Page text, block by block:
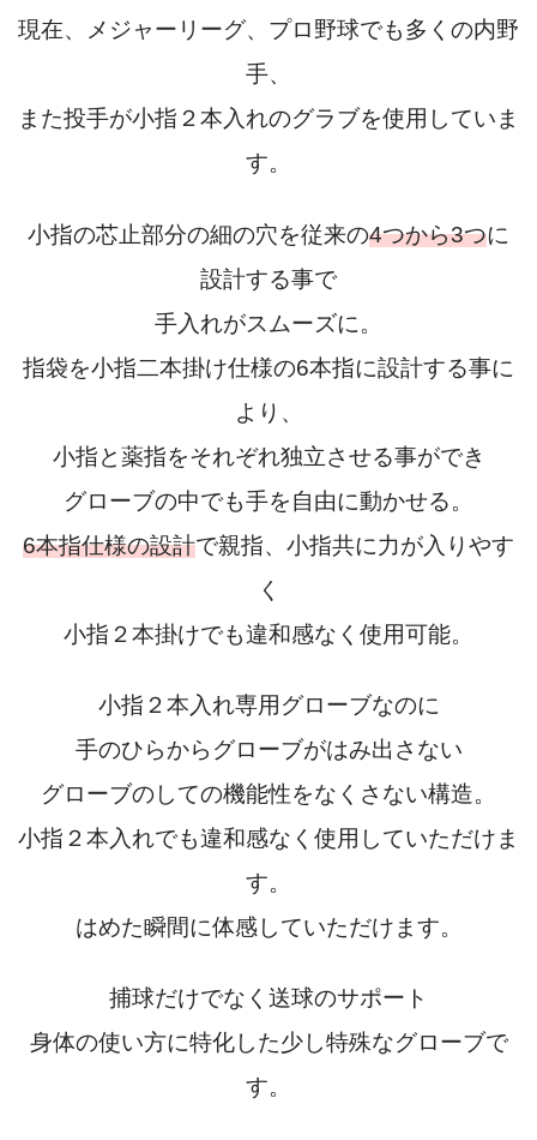
現在、メジャーリーグ、プロ野球でも多くの内野
手、
また投手が小指２本入れのグラブを使用していま
す。
小指の芯止部分の細の穴を従来の4つから3つに
設計する事で
手入れがスムーズに。
指袋を小指二本掛け仕様の6本指に設計する事に
より、
小指と薬指をそれぞれ独立させる事ができ
グローブの中でも手を自由に動かせる。
6本指仕様の設計で親指、小指共に力が入りやす
く
小指２本掛けでも違和感なく使用可能。
小指２本入れ専用グローブなのに
手のひらからグローブがはみ出さない
グローブのしての機能性をなくさない構造。
小指２本入れでも違和感なく使用していただけま
す。
はめた瞬間に体感していただけます。
捕球だけでなく送球のサポート
身体の使い方に特化した少し特殊なグローブで
す。